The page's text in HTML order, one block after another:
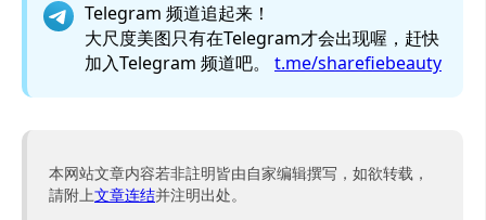
Telegram 频道追起来！
大尺度美图只有在Telegram才会出现喔，赶快
加入Telegram 频道吧。 t.me/sharefiebeauty
本网站文章内容若非註明皆由自家编辑撰写，如欲转载，
請附上文章连结并注明出处。